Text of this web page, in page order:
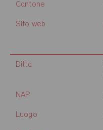
Cantone
Sito web
Ditta
NAP
Luogo